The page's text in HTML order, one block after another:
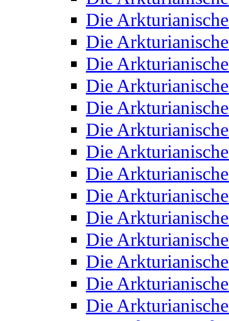
Die
Die
Die
Die
Die
Die
Die
Die
Die
Die
Die
Die
Die
Die